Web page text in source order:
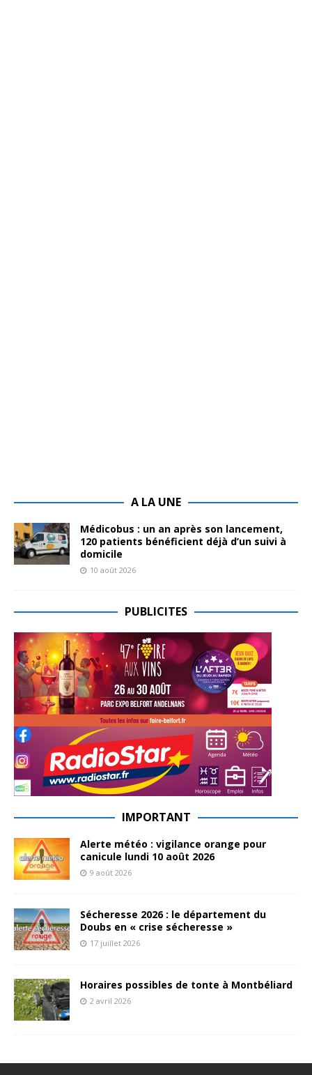
A LA UNE
Médicobus : un an après son lancement,
120 patients bénéficient déjà d’un suivi à
domicile
10 août 2026
PUBLICITES
IMPORTANT
Alerte météo : vigilance orange pour
canicule lundi 10 août 2026
9 août 2026
Sécheresse 2026 : le département du
Doubs en « crise sécheresse »
17 juillet 2026
Horaires possibles de tonte à Montbéliard
2 avril 2026